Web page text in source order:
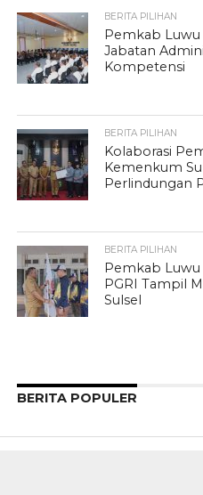
BERITA PILIHAN
Pemkab Luwu
Jabatan
Kompetensi
BERITA PILIHAN
Kolaborasi
Kemenkum
Perlindungan
BERITA PILIHAN
Pemkab
PGRI Tampil
Sulsel
BERITA POPULER